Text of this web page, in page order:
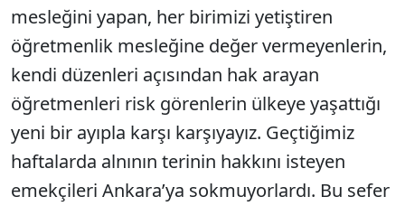
mesleğini yapan, her birimizi yetiştiren
öğretmenlik mesleğine değer vermeyenlerin,
kendi düzenleri açısından hak arayan
öğretmenleri risk görenlerin ülkeye yaşattığı
yeni bir ayıpla karşı karşıyayız. Geçtiğimiz
haftalarda alnının terinin hakkını isteyen
emekçileri Ankara’ya sokmuyorlardı. Bu sefer